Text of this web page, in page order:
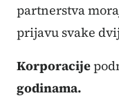
partnerstva
prijavu svake
Korporacije
godinama.